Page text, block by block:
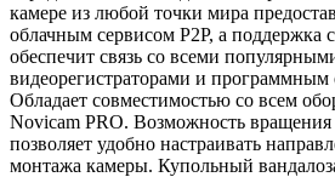
камере из любой точки мира
облачным сервисом P2P, а поддержка
обеспечит связь со всеми
видеорегистраторами и программным
Обладает совместимостью со всем
Novicam PRO. Возможность вращения
позволяет удобно настраивать
монтажа камеры. Купольный